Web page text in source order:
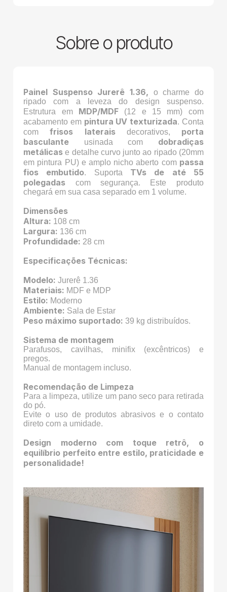
Sobre o produto
Painel Suspenso Jurerê 1.36, o charme do
ripado com a leveza do design suspenso.
Estrutura em MDP/MDF
(12 e 15 mm) com
acabamento em pintura UV texturizada. Conta
comfrisos lateraisdecorativos, porta
basculante usinada com dobradiças
metálicas e detalhe curvo junto ao ripado (20mm
em pintura PU) e amplo nicho aberto com passa
fios embutido. Suporta TVs de até 55
polegadas com segurança. Este produto
chegará em sua casa separado em 1 volume.
Dimensões
Altura: 108 cm
Largura: 136 cm
Profundidade: 28 cm
Especificações Técnicas:
Modelo: Jurerê 1.36
Materiais: MDF e MDP
Estilo: Moderno
Ambiente: Sala de Estar
Peso máximo suportado: 39 kg distribuídos.
Sistema de montagem
Parafusos, cavilhas, minifix (excêntricos) e
pregos.
Manual de montagem incluso.
Recomendação de Limpeza
Para a limpeza, utilize um pano seco para retirada
do pó.
Evite o uso de produtos abrasivos e o contato
direto com a umidade.
Design moderno com toque retrô, o
equilíbrio perfeito entre estilo, praticidade e
personalidade!